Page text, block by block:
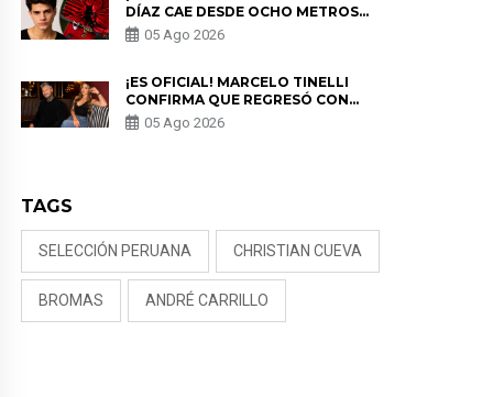
DÍAZ CAE DESDE OCHO METROS
EN “ESTO ES GUERRA” Y GENERA
PREOCUPACIÓN
05 Ago 2026
¡ES OFICIAL! MARCELO TINELLI
CONFIRMA QUE REGRESÓ CON
MILETT FIGUEROA: “EL AMOR
PUDO MÁS”
05 Ago 2026
TAGS
SELECCIÓN PERUANA CHRISTIAN CUEVA
BROMAS ANDRÉ CARRILLO